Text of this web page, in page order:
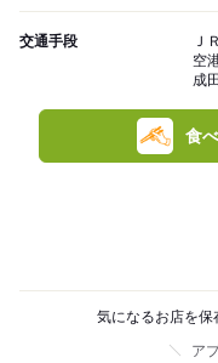
交通手段
ＪＲ
空
成
食
気になるお店を保
ア